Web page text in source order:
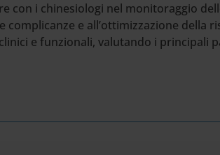
con i chinesiologi nel monitoraggio
e all’ottimizzazione della
e funzionali, valutando i principali